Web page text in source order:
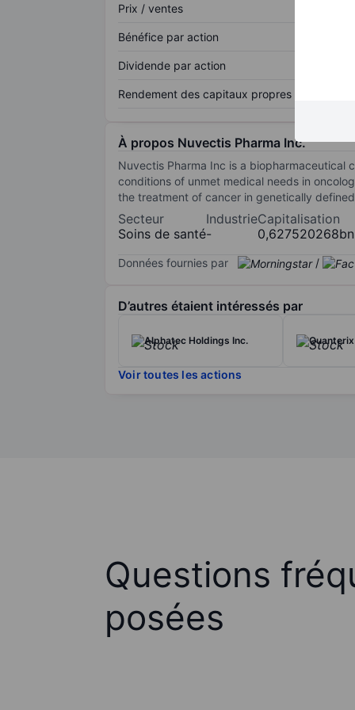
Prix / ventes
Bénéfice par action
Dividende par action
Rendement des capitaux propres
À propos Nuvectis Pharma Inc.
Nuvectis Pharma Inc is a biopharmaceutical
conditions of unmet medical needs in
the treatment of cancer in genetically
Secteur
Soins de santé
Industrie
-
Capitalisation
0,627520268bn
Données fournies par /
D’autres étaient intéressés par
Alphatec Holdings Inc.
Voir toutes les actions
Questions
posées